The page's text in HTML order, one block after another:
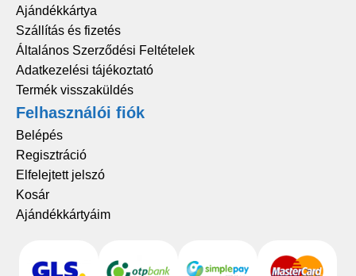
Ajándékkártya
Szállítás és fizetés
Általános Szerződési Feltételek
Adatkezelési tájékoztató
Termék visszaküldés
Felhasználói fiók
Belépés
Regisztráció
Elfelejtett jelszó
Kosár
Ajándékkártyáim